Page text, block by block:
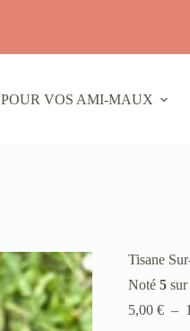
POUR VOS AMI-MAUX
Tisane
Noté5 sur
5,00€ –